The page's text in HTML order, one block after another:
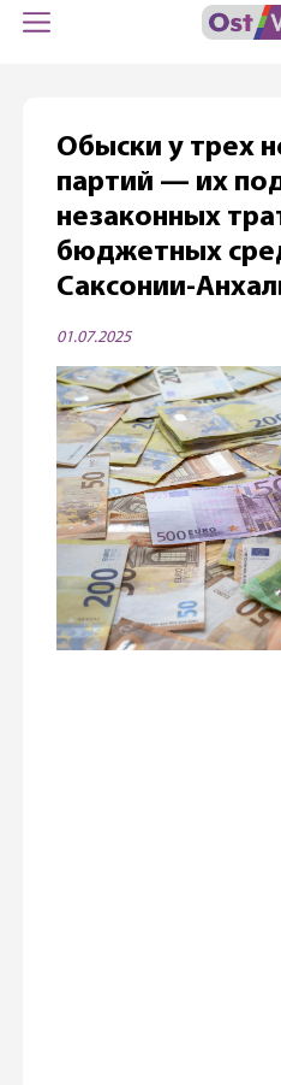
Обыски у трех
партий — их
незаконных
бюджетных
Саксонии-
01.07.2025